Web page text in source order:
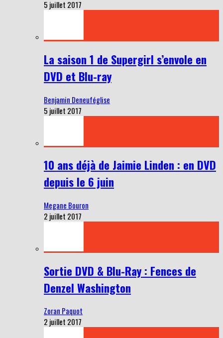
5 juillet 2017
La saison 1 de Supergirl s’envole en
DVD et Blu-ray
Benjamin Deneuféglise
5 juillet 2017
10 ans déjà de Jaimie Linden : en DVD
depuis le 6 juin
Megane Bouron
2 juillet 2017
Sortie DVD & Blu-Ray : Fences de
Denzel Washington
Zoran Paquot
2 juillet 2017